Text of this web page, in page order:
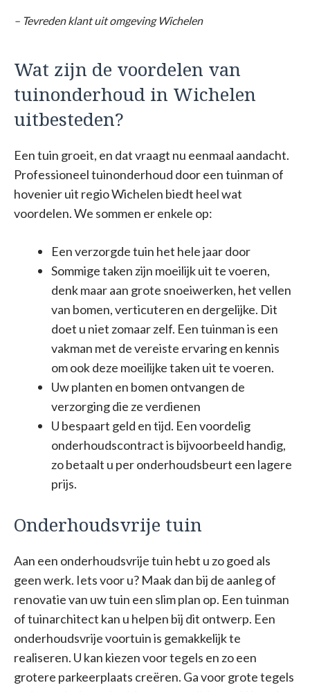
– Tevreden klant uit omgeving Wichelen
Wat zijn de voordelen van
tuinonderhoud in Wichelen
uitbesteden?
Een tuin groeit, en dat vraagt nu eenmaal aandacht.
Professioneel tuinonderhoud door een tuinman of
hovenier uit regio Wichelen biedt heel wat
voordelen. We sommen er enkele op:
Een verzorgde tuin het hele jaar door
Sommige taken zijn moeilijk uit te voeren,
denk maar aan grote snoeiwerken, het vellen
van bomen, verticuteren en dergelijke. Dit
doet u niet zomaar zelf. Een tuinman is een
vakman met de vereiste ervaring en kennis
om ook deze moeilijke taken uit te voeren.
Uw planten en bomen ontvangen de
verzorging die ze verdienen
U bespaart geld en tijd. Een voordelig
onderhoudscontract is bijvoorbeeld handig,
zo betaalt u per onderhoudsbeurt een lagere
prijs.
Onderhoudsvrije tuin
Aan een onderhoudsvrije tuin hebt u zo goed als
geen werk. Iets voor u? Maak dan bij de aanleg of
renovatie van uw tuin een slim plan op. Een tuinman
of tuinarchitect kan u helpen bij dit ontwerp. Een
onderhoudsvrije voortuin is gemakkelijk te
realiseren. U kan kiezen voor tegels en zo een
grotere parkeerplaats creëren. Ga voor grote tegels